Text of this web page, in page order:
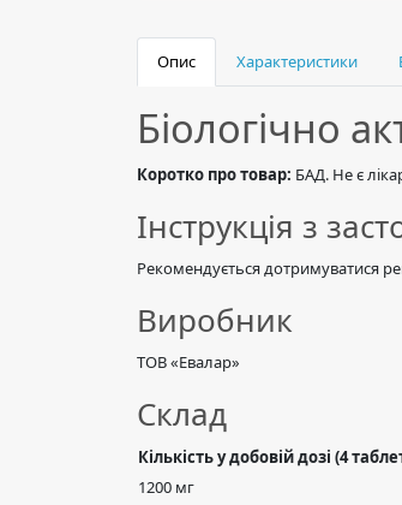
Опис Характеристики
Біологічно
Коротко про товар: БАД. Не є
Інструкція з
Рекомендується дотримуватися
Виробник
ТОВ «Евалар»
Склад
Кількість у добовій дозі (4
1200 мг